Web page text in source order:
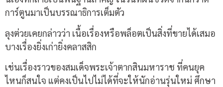
การ์ตูนมาเป็นบรรณาธิการเต็มตัว
ลุงต่วยเคยกล่าวว่า เนื้อเรื่องหรือพล็อตเป็นสิ่งที่ขายได้เสมอ
บางเรื่องยิ่งเก่ายิ่งคลาสสิก
เช่นเรื่องราวของสมเด็จพระเจ้าตากสินมหาราช ที่คนยุค
ไหนก็สนใจ แต่คงเป็นไปไม่ได้ที่จะให้นักอ่านรุ่นใหม่ ศึกษา